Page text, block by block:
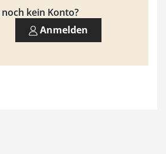
9
0
kein Konto?
Anmelden